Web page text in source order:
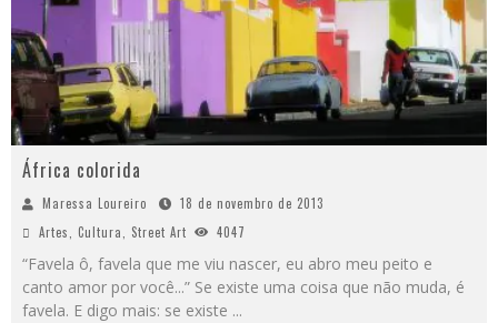
África colorida
Maressa Loureiro
18 de novembro de 2013
Artes, Cultura, Street Art 4047
“Favela ô, favela que me viu nascer, eu abro meu peito e
canto amor por você...” Se existe uma coisa que não muda, é
favela. E digo mais: se existe ...